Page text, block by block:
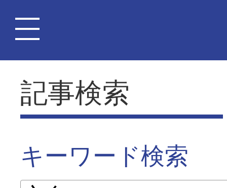
記事検索
キーワード検索